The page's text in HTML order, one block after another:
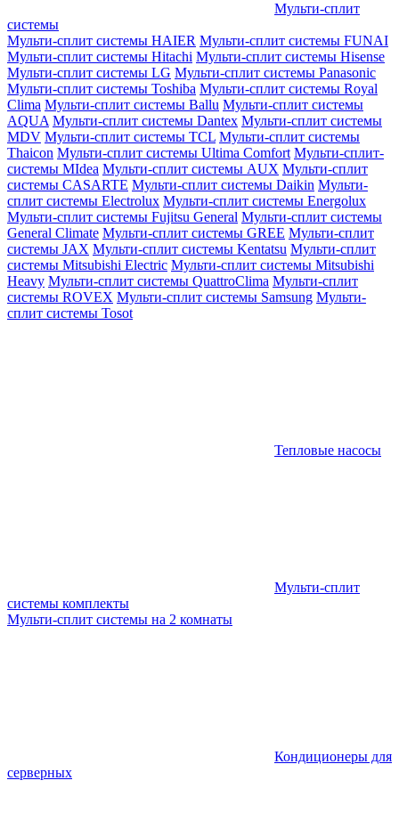
Мульти-сплит
системы
Мульти-сплит системы HAIER Мульти-сплит системы FUNAI
Мульти-сплит системы Hitachi Мульти-сплит системы Hisense
Мульти-сплит системы LG Мульти-сплит системы Panasonic
Мульти-сплит системы Toshiba Мульти-сплит системы Royal
Clima Мульти-сплит системы Ballu Мульти-сплит системы
AQUA Мульти-сплит системы Dantex Мульти-сплит системы
MDV Мульти-сплит системы TCL Мульти-сплит системы
Thaicon Мульти-сплит системы Ultima Comfort Мульти-сплит-
системы MIdea Мульти-сплит системы AUX Мульти-сплит
системы CASARTE Мульти-сплит системы Daikin Мульти-
сплит системы Electrolux Мульти-сплит системы Energolux
Мульти-сплит системы Fujitsu General Мульти-сплит системы
General Climate Мульти-сплит системы GREE Мульти-сплит
системы JAX Мульти-сплит системы Kentatsu Мульти-сплит
системы Mitsubishi Electric Мульти-сплит системы Mitsubishi
Heavy Мульти-сплит системы QuattroClima Мульти-сплит
системы ROVEX Мульти-сплит системы Samsung Мульти-
сплит системы Tosot
Тепловые насосы
Мульти-сплит
системы комплекты
Мульти-сплит системы на 2 комнаты
Кондиционеры для
серверных